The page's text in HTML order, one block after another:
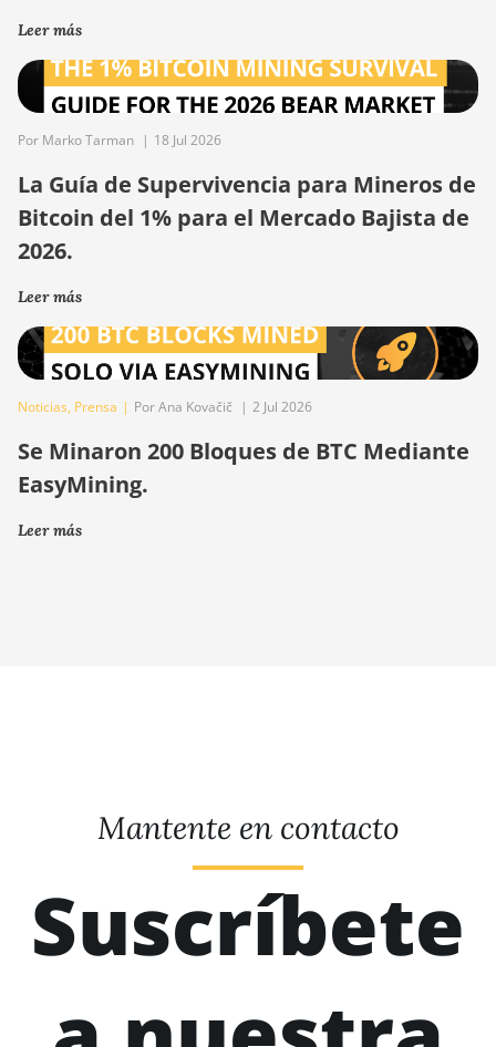
Leer más
Por Marko Tarman | 18 Jul 2026
La Guía de Supervivencia para Mineros de
Bitcoin del 1% para el Mercado Bajista de
2026.
Leer más
Noticias, Prensa | Por Ana Kovačič | 2 Jul 2026
Se Minaron 200 Bloques de BTC Mediante
EasyMining.
Leer más
Mantente en contacto
Suscríbete